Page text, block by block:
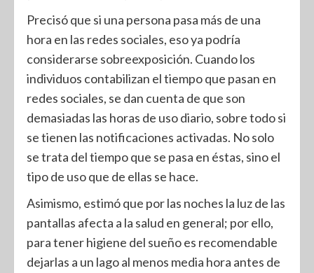
Precisó que si una persona pasa más de una
hora en las redes sociales, eso ya podría
considerarse sobreexposición. Cuando los
individuos contabilizan el tiempo que pasan en
redes sociales, se dan cuenta de que son
demasiadas las horas de uso diario, sobre todo si
se tienen las notificaciones activadas. No solo
se trata del tiempo que se pasa en éstas, sino el
tipo de uso que de ellas se hace.
Asimismo, estimó que por las noches la luz de las
pantallas afecta a la salud en general; por ello,
para tener higiene del sueño es recomendable
dejarlas a un lago al menos media hora antes de